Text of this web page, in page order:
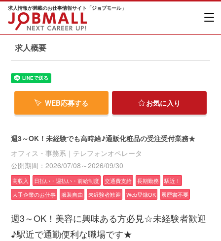
求人情報が満載のお仕事情報サイト「ジョブモール」
求人概要
WEB応募する お気に入り
週3～OK！未経験でも高時給♪通販化粧品の受注受付業務★
オフィス・事務系｜テレフォンオペレータ
公開期間：2026/07/08～2026/09/30
高収入 日払い・週払い・前給制度 交通費支給 長期勤務
駅近！
大手企業のお仕事
服装自由 未経験者歓迎 Web登録OK 履歴書不要
週3～OK！美容に興味ある方必見☆未経験者歓迎
♪駅近で通勤便利な職場です★